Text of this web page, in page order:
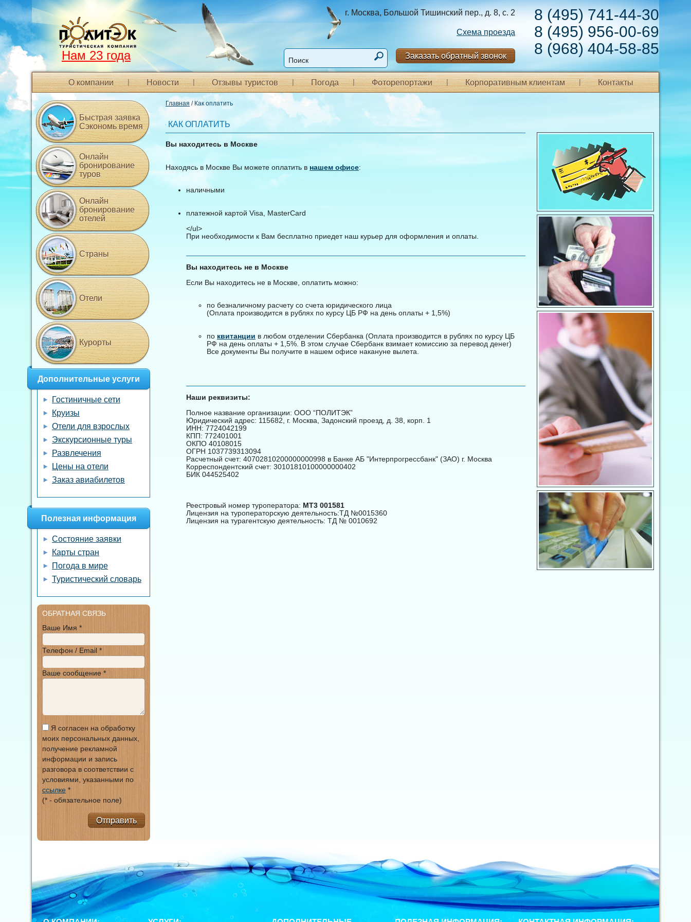
8 (495) 741-44-30
8 (495) 956-00-69
8 (968) 404-58-85
г. Москва, Большой Тишинский пер., д. 8, с. 2
Схема проезда
Заказать обратный звонок
Нам 23 года
О компании Новости Отзывы туристов Погода Фоторепортажи Корпоративным клиентам Контакты
Главная / Как оплатить
КАК ОПЛАТИТЬ
Вы находитесь в Москве
Находясь в Москве Вы можете оплатить в нашем офисе:
наличными
платежной картой Visa, MasterCard
</ul>
При необходимости к Вам бесплатно приедет наш курьер для оформления и оплаты.
Вы находитесь не в Москве
Если Вы находитесь не в Москве, оплатить можно:
по безналичному расчету со счета юридического лица
(Оплата производится в рублях по курсу ЦБ РФ на день оплаты + 1,5%)
по квитанции в любом отделении Сбербанка (Оплата производится в рублях по курсу ЦБ
РФ на день оплаты + 1,5%. В этом случае Сбербанк взимает комиссию за перевод денег)
Все документы Вы получите в нашем офисе накануне вылета.
Наши реквизиты:
Полное название организации: ООО “ПОЛИТЭК”
Юридический адрес: 115682, г. Москва, Задонский проезд, д. 38, корп. 1
ИНН: 7724042199
КПП: 772401001
ОКПО 40108015
ОГРН 1037739313094
Расчетный счет: 40702810200000000998 в Банке АБ "Интерпрогрессбанк" (ЗАО) г. Москва
Корреспондентский счет: 30101810100000000402
БИК 044525402
Реестровый номер туроператора: МТ3 001581
Лицензия на туроператорскую деятельность:ТД №0015360
Лицензия на турагентскую деятельность: ТД № 0010692
Быстрая заявка
Сэкономь время
Онлайн
бронирование
туров
Онлайн
бронирование
отелей
Страны
Отели
Курорты
Дополнительные услуги
Гостиничные сети
Круизы
Отели для взрослых
Экскурсионные туры
Развлечения
Цены на отели
Заказ авиабилетов
Полезная информация
Состояние заявки
Карты стран
Погода в мире
Туристический словарь
ОБРАТНАЯ СВЯЗЬ
Ваше Имя *
Телефон / Email *
Ваше сообщение *
Я согласен на обработку
моих персональных данных,
получение рекламной
информации и запись
разговора в соответствии с
условиями, указанными по
ссылке *
(* - обязательное поле)
Отправить